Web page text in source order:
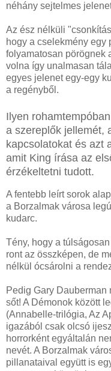
néhány sejtelmes
Az ész nélküli
hogy a cselekmény egy
folyamatosan pörögnek
volna így unalmasan
egyes jelenet egy-egy
a regényből.
Ilyen
a szereplők jellemét,
kapcsolatokat és azt
amit King írása az
érzékeltetni tudott.
A fentebb leírt sorok
a Borzalmak városa
kudarc.
Tény, hogy a
ront az összképen, de
nélkül ócsárolni a
Pedig Gary Dauberman
sőt! A Démonok között
(Annabelle-trilógia, Az
igazából csak olcsó
horrorként egyáltalán
nevét. A Borzalmak
pillanataival együtt is